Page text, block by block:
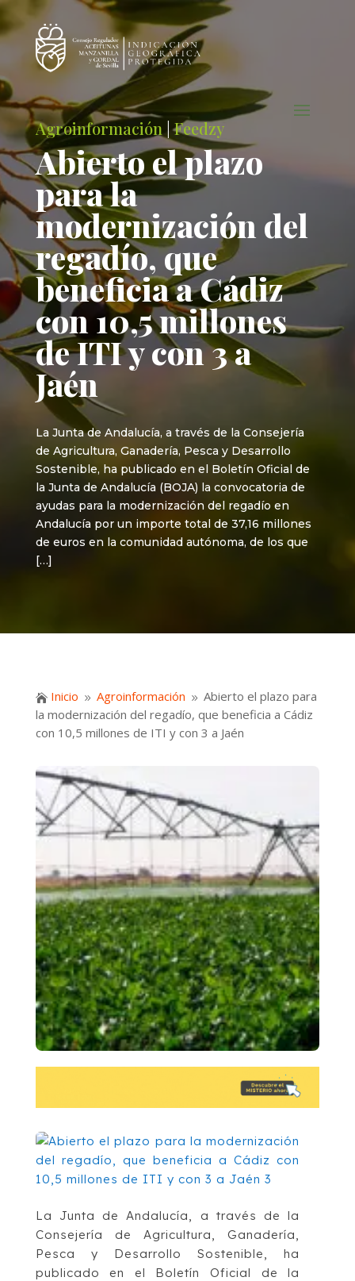
Agroinformación |Feedzy
Abierto el plazo
para la
modernización del
regadío, que
beneficia a Cádiz
con 10,5 millones
de ITI y con 3 a
Jaén
La Junta de Andalucía, a través de la Consejería
de Agricultura, Ganadería, Pesca y Desarrollo
Sostenible, ha publicado en el Boletín Oficial de
la Junta de Andalucía (BOJA) la convocatoria de
ayudas para la modernización del regadío en
Andalucía por un importe total de 37,16 millones
de euros en la comunidad autónoma, de los que
[…]
 Inicio 9 Agroinformación 9 Abierto el plazo para
la modernización del regadío, que beneficia a Cádiz
con 10,5 millones de ITI y con 3 a Jaén
La Junta de Andalucía, a través de la
Consejería de Agricultura, Ganadería,
Pesca y Desarrollo Sostenible, ha
publicado en el Boletín Oficial de la